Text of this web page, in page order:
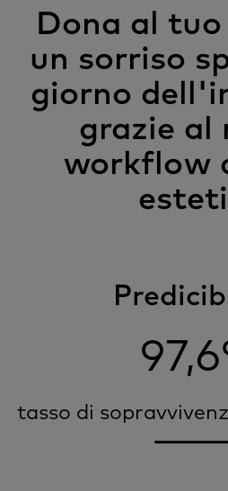
Dona al
un sorriso
giorno
grazie al
workflow
tasso di